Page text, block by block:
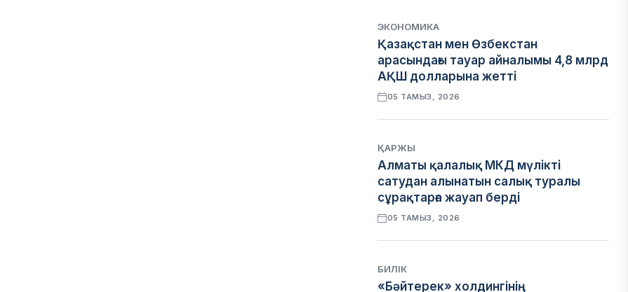
ЭКОНОМИКА
Қазақстан мен Өзбекстан
арасындағы тауар айналымы 4,8 млрд
АҚШ долларына жетті
05 ТАМЫЗ, 2026
ҚАРЖЫ
Алматы қалалық МКД мүлікті
сатудан алынатын салық туралы
сұрақтарға жауап берді
05 ТАМЫЗ, 2026
БИЛІК
«Бәйтерек» холдингінің